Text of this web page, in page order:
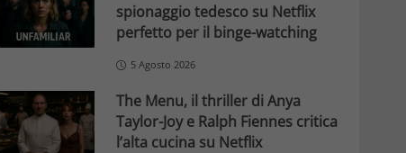
spionaggio tedesco su Netflix
perfetto per il binge-watching
5 Agosto 2026
The Menu, il thriller di Anya
Taylor-Joy e Ralph Fiennes critica
l’alta cucina su Netflix